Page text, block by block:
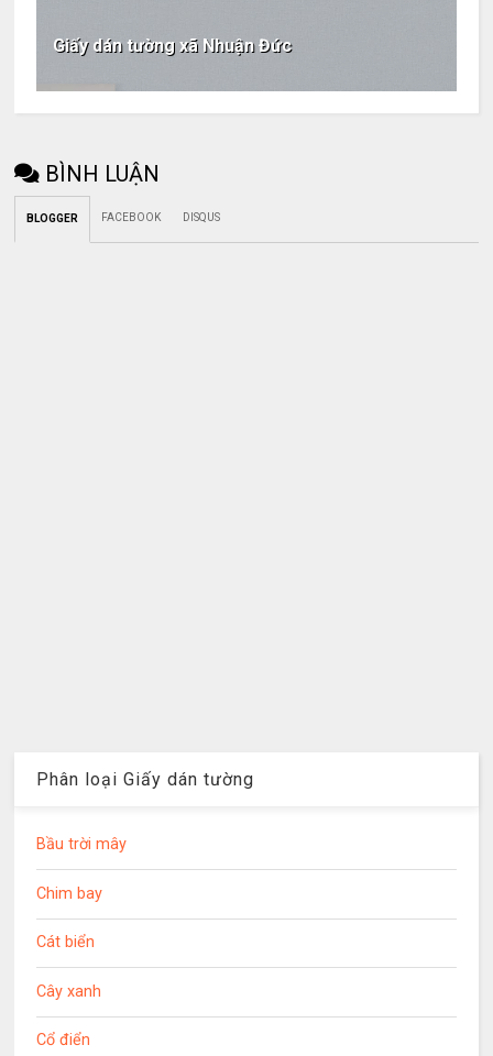
Giấy dán tường xã Nhuận Đức
BÌNH LUẬN
BLOGGER FACEBOOK DISQUS
Phân loại Giấy dán tường
Bầu trời mây
Chim bay
Cát biển
Cây xanh
Cổ điển